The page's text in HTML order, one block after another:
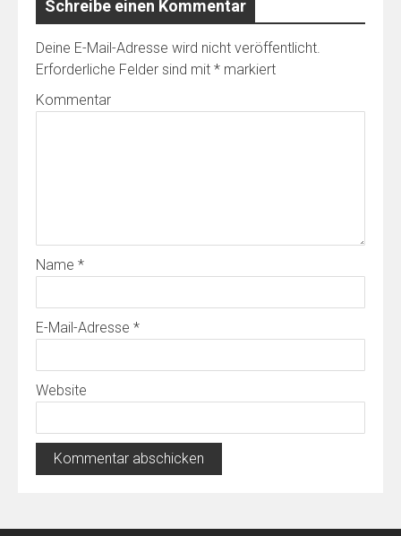
Schreibe einen Kommentar
Deine E-Mail-Adresse wird nicht veröffentlicht.
Erforderliche Felder sind mit * markiert
Kommentar
Name *
E-Mail-Adresse *
Website